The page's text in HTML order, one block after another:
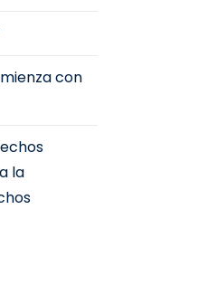
con
la